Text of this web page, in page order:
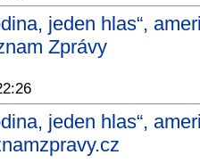
jeden hlas“,
Zprávy
jeden hlas“,